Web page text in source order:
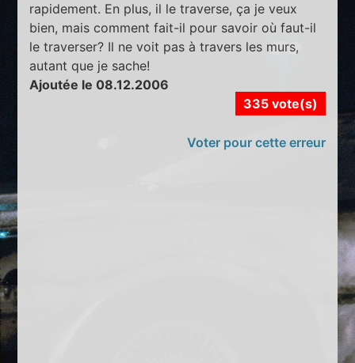
rapidement. En plus, il le traverse, ça je veux
bien, mais comment fait-il pour savoir où faut-il
le traverser? Il ne voit pas à travers les murs,
autant que je sache!
Ajoutée le 08.12.2006
335 vote(s)
Voter pour cette erreur